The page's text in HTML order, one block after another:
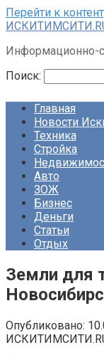
Перейти к
Информационно-
Поиск:
Главная
Новости
Техника
Стройка
Авто
ЗОЖ
Бизнес
Деньги
Статьи
Отдых
Земли для
Опубликовано: